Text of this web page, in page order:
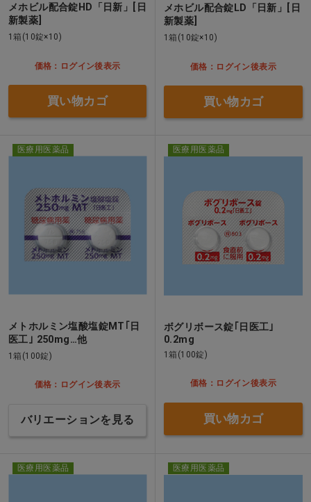
メホビル配合錠HD「日新」[日
新製薬]
1箱(10錠×10)
価格：ログイン後表示
買い物カゴ
メホビル配合錠LD「日新」[日
新製薬]
1箱(10錠×10)
価格：ログイン後表示
買い物カゴ
医療用医薬品
メトホルミン塩酸塩錠MT｢日
医工｣ 250mg…他
1箱(100錠)
価格：ログイン後表示
バリエーションを見る
医療用医薬品
ボグリボース錠｢日医工｣
0.2mg
1箱(100錠)
価格：ログイン後表示
買い物カゴ
医療用医薬品 医療用医薬品